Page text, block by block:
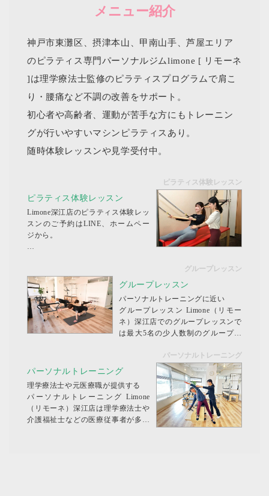
メニュー紹介
神戸市東灘区、摂津本山、甲南山手、芦屋エリア
のピラティス専門パーソナルジムlimone [ リモーネ
]は理学療法士監修のピラティスプログラムで肩こ
り・腰痛など不調の改善をサポート。
初心者や高齢者、運動が苦手な方にもトレーニン
グが行いやすいマシンピラティスあり。
随時体験レッスンや見学受付中。
ピラティス体験レッスン
ピラティス体験レッスン
Limone深江店のピラティス体験レッ
スンのご予約はLINE、ホームペー
ジから。
カウンセリングシートをお送りさせ
て頂きます。
当カウンセリングシートのご記入を
持って本登録となります。 マシン
ピラティス体験レッスン 体験...
グループレッスン
グループレッスン
パーソナルトレーニングに近い
グループレッスン Limone（リモー
ネ）深江店でのグループレッスンで
は最大5名の少人数制のグループレ
身体を見させていただきフォームの
修正を行い最適なトレーニングを行
っていただきたく思っています。
グループレッス...
パーソナルトレーニング
パーソナルトレーニング
理学療法士や元医療職が提供する
パーソナルトレーニング Limone
（リモーネ）深江店は理学療法士や
介護福祉士などの医療従事者が多く